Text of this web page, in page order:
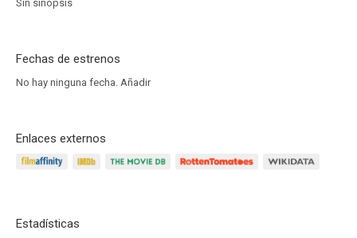
Sin sinopsis
Fechas de estrenos
No hay ninguna fecha. Añadir
Enlaces externos
Estadísticas